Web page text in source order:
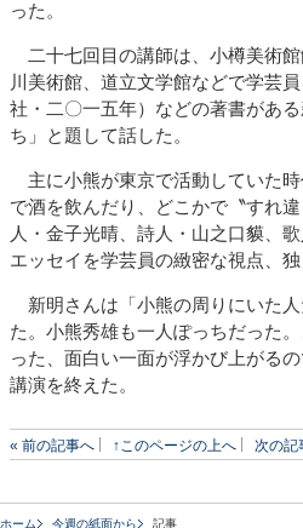
った。
二十七回目の講師は、小樽美術
川美術館、道立文学館などで学芸
社・二〇一五年）などの著書があ
ち」と題して話した。
主に小熊が東京で活動していた時
で酒を飲んだり、どこかで〝すれ
人・金子光晴、詩人・山之口貘、
エッセイを学芸員の緻密な視点、
新明さんは「小熊の周りにいた
た。小熊秀雄も一人ぽっちだった
った、面白い一面が浮かび上がる
講演を終えた。
« 前の記事へ ↑このページの上へ 次の記
ホーム 今週の紙面から 記事